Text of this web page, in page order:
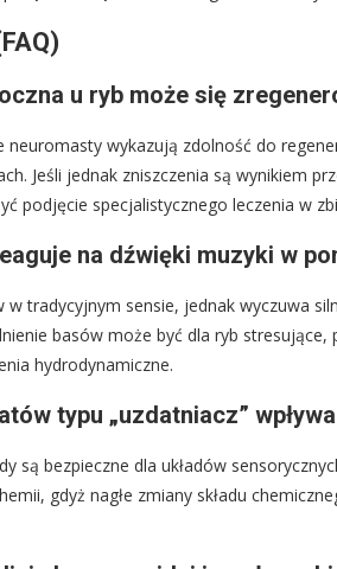
u ryb może się
neuromasty wykazują zdolność do
Jeśli jednak zniszczenia są wynikiem
podjęcie specjalistycznego leczenia w
na dźwięki muzyki w
tradycyjnym sensie, jednak wyczuwa
basów może być dla ryb
hydrodynamiczne.
typu „uzdatniacz”
są bezpieczne dla układów
gdyż nagłe zmiany składu